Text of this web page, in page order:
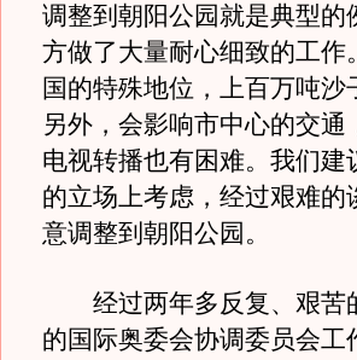
调整到朝阳公园就是典型
方做了大量耐心细致的工
国的特殊地位，上百万吨
另外，会影响市中心的交
电视转播也有困难。我们
的立场上考虑，经过艰难
意调整到朝阳公园。
经过两年多反复、艰苦
的国际奥委会协调委员会